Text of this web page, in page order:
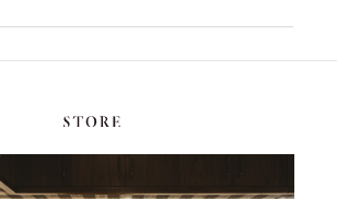
2024年6月 [4]
2024年5月 [4]